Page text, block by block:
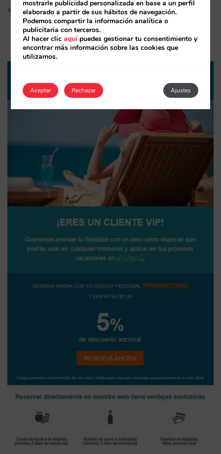
excusa para ignorar el medio más rentable.
mostrarle publicidad personalizada en base a un perfil
elaborado a partir de sus hábitos de navegación.
Podemos compartir la información analítica o
publicitaria con terceros.
Al hacer clicaquípuedes gestionar tu consentimiento y
encontrar más información sobre las cookies que
utilizamos.
Aceptar Ajustes
Rechazar